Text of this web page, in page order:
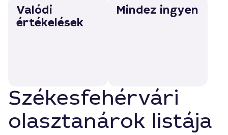
Valódi
értékelések
Mindez ingyen
Székesfehérvári
olasztanárok listája